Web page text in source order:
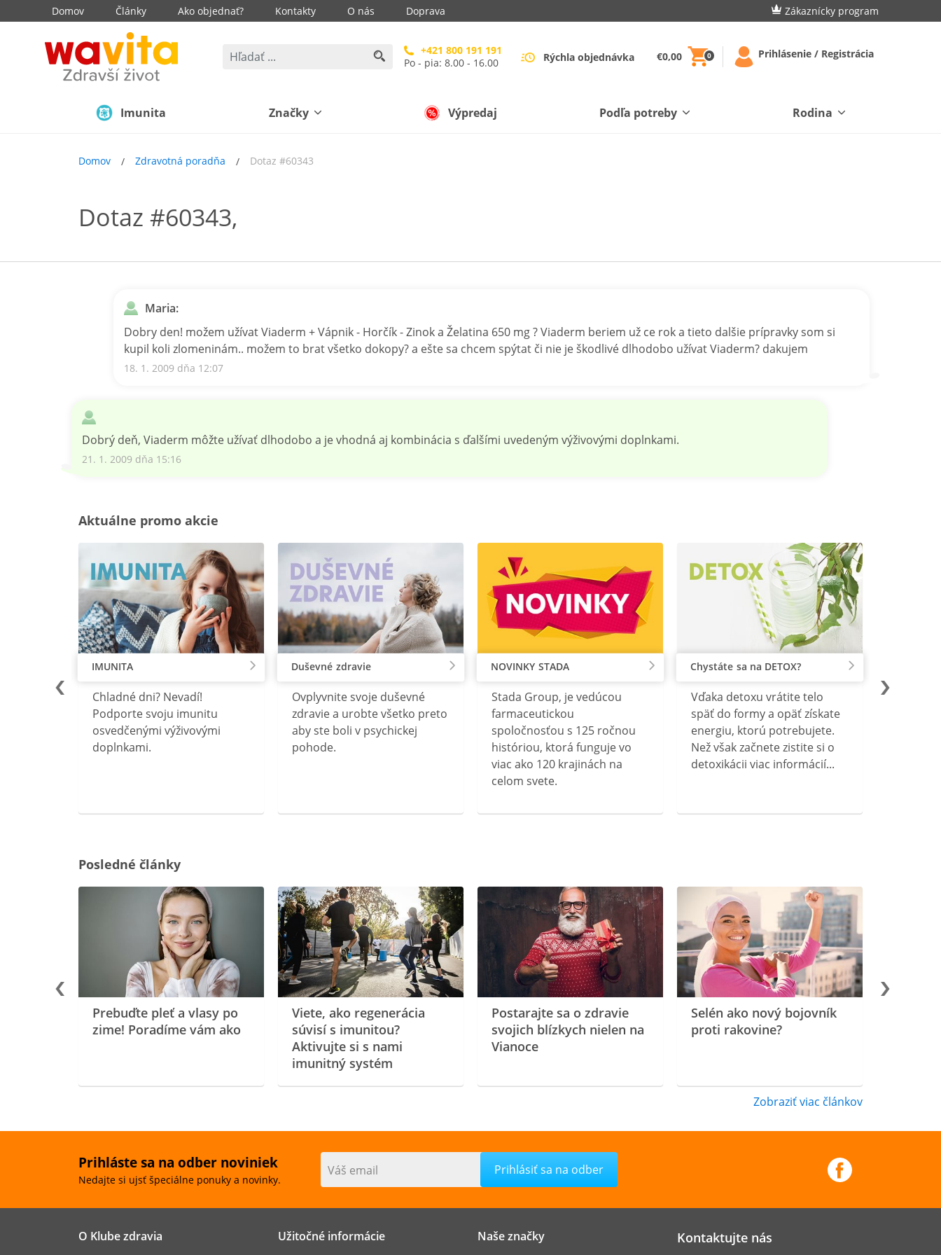
Domov Články Ako objednať? Kontakty O nás Doprava Zákaznícky program
+421 800 191 191
Po - pia: 8.00 - 16.00
Rýchla objednávka €0,00 0 Prihlásenie / Registrácia
Imunita Značky Výpredaj Podľa potreby Rodina
Domov Zdravotná poradňa Dotaz #60343
Dotaz #60343,
Maria:
Dobry den! možem užívat Viaderm + Vápnik - Horčík - Zinok a Želatina 650 mg ? Viaderm beriem už ce rok a tieto dalšie prípravky som si
kupil koli zlomeninám.. možem to brat všetko dokopy? a ešte sa chcem spýtat či nie je škodlivé dlhodobo užívat Viaderm? dakujem
18. 1. 2009 dňa 12:07
Dobrý deň, Viaderm môžte užívať dlhodobo a je vhodná aj kombinácia s ďalšími uvedeným výživovými doplnkami.
21. 1. 2009 dňa 15:16
Aktuálne promo akcie
IMUNITA
Chladné dni? Nevadí!
Podporte svoju imunitu
osvedčenými výživovými
doplnkami.
Duševné zdravie
Ovplyvnite svoje duševné
zdravie a urobte všetko preto
aby ste boli v psychickej
pohode.
NOVINKY STADA
Stada Group, je vedúcou
farmaceutickou
spoločnosťou s 125 ročnou
históriou, ktorá funguje vo
viac ako 120 krajinách na
celom svete.
Chystáte sa na DETOX?
Vďaka detoxu vrátite telo
späť do formy a opäť získate
energiu, ktorú potrebujete.
Než však začnete zistite si o
detoxikácii viac informácií...
Posledné články
Prebuďte pleť a vlasy po
zime! Poradíme vám ako
Viete, ako regenerácia
súvisí s imunitou?
Aktivujte si s nami
imunitný systém
Postarajte sa o zdravie
svojich blízkych nielen na
Vianoce
Selén ako nový bojovník
proti rakovine?
Zobraziť viac článkov
Prihláste sa na odber noviniek
Nedajte si ujsť špeciálne ponuky a novinky.
Váš email
O Klube zdravia Užitočné informácie Naše značky Kontaktujte nás